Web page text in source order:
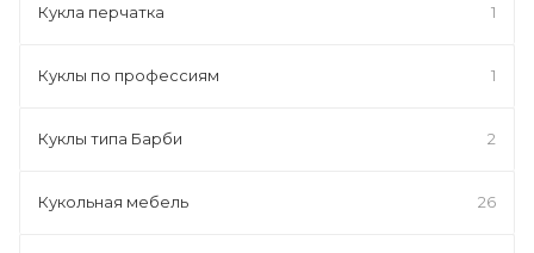
Кукла перчатка 1
Куклы по профессиям 1
Куклы типа Барби 2
Кукольная мебель 26